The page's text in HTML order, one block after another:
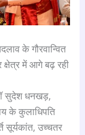
के गौरवान्वित
क्षेत्र में आगे बढ़ रही
डॉ सुदेश धनखड़,
के कुलाधिपति
सूर्यकांत, उच्चतर